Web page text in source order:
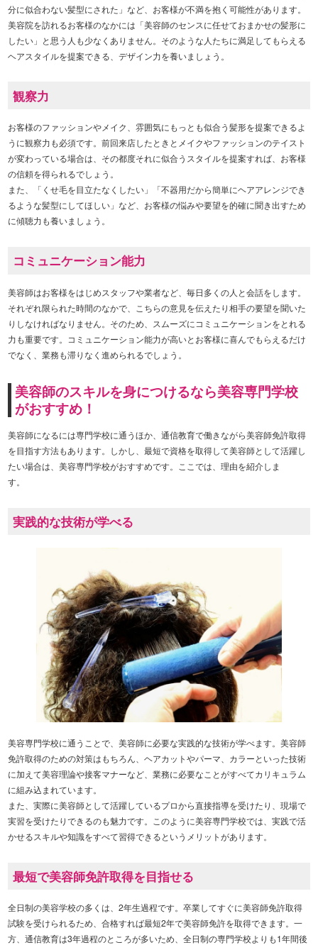
分に似合わない髪型にされた」など、お客様が不満を抱く可能性があります。
美容院を訪れるお客様のなかには「美容師のセンスに任せておまかせの髪形に
したい」と思う人も少なくありません。そのような人たちに満足してもらえる
ヘアスタイルを提案できる、デザイン力を養いましょう。
観察力
お客様のファッションやメイク、雰囲気にもっとも似合う髪形を提案できるよ
うに観察力も必須です。前回来店したときとメイクやファッションのテイスト
が変わっている場合は、その都度それに似合うスタイルを提案すれば、お客様
の信頼を得られるでしょう。
また、「くせ毛を目立たなくしたい」「不器用だから簡単にヘアアレンジでき
るような髪型にしてほしい」など、お客様の悩みや要望を的確に聞き出すため
に傾聴力も養いましょう。
コミュニケーション能力
美容師はお客様をはじめスタッフや業者など、毎日多くの人と会話をします。
それぞれ限られた時間のなかで、こちらの意見を伝えたり相手の要望を聞いた
りしなければなりません。そのため、スムーズにコミュニケーションをとれる
力も重要です。コミュニケーション能力が高いとお客様に喜んでもらえるだけ
でなく、業務も滞りなく進められるでしょう。
美容師のスキルを身につけるなら美容専門学校
がおすすめ！
美容師になるには専門学校に通うほか、通信教育で働きながら美容師免許取得
を目指す方法もあります。しかし、最短で資格を取得して美容師として活躍し
たい場合は、美容専門学校がおすすめです。ここでは、理由を紹介しま
す。
実践的な技術が学べる
美容専門学校に通うことで、美容師に必要な実践的な技術が学べます。美容師
免許取得のための対策はもちろん、ヘアカットやパーマ、カラーといった技術
に加えて美容理論や接客マナーなど、業務に必要なことがすべてカリキュラム
に組み込まれています。
また、実際に美容師として活躍しているプロから直接指導を受けたり、現場で
実習を受けたりできるのも魅力です。このように美容専門学校では、実践で活
かせるスキルや知識をすべて習得できるというメリットがあります。
最短で美容師免許取得を目指せる
全日制の美容学校の多くは、2年生過程です。卒業してすぐに美容師免許取得
試験を受けられるため、合格すれば最短2年で美容師免許を取得できます。一
方、通信教育は3年過程のところが多いため、全日制の専門学校よりも1年間後